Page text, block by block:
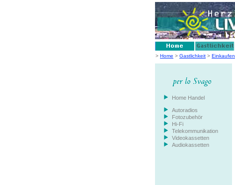
> Home > Gastlichkeit > Einkaufen
Home Handel
Autoradios
Fotozubehör
Hi-Fi
Telekommunikation
Videokassetten
Audiokassetten